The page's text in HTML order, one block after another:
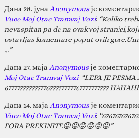
Дана 28. јуна Anonymousје
Vuco Moj Otac Tramvaj Vozi: “Koliko
nevaspitan pa da na ovakvoj
ostavljas komentare poput ovih
…”
Дана 27. маја Anonymousје
Moj Otac Tramvaj Vozi: “LEPA JE PESMA
67777777777777677777777767777777777
Дана 14. маја Anonymousје
Vuco Moj Otac Tramvaj Vozi:
FORA PREKINITE😡😡😡😡😡😡”